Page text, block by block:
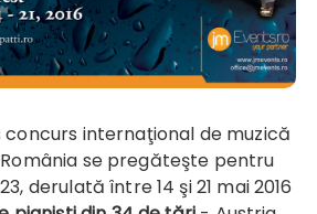
se pregăteşte pentru
derulată între 14 şi 21 mai 2016